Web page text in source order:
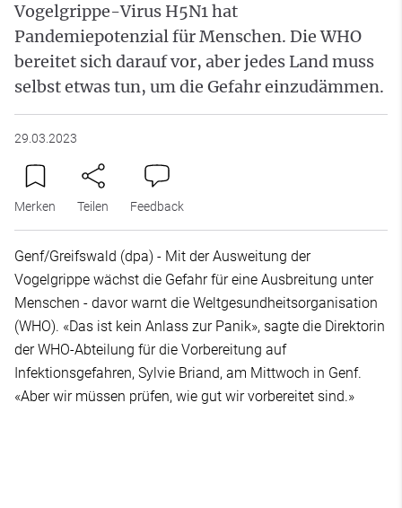
Vogelgrippe-Virus H5N1 hat
Pandemiepotenzial für Menschen. Die WHO
bereitet sich darauf vor, aber jedes Land muss
selbst etwas tun, um die Gefahr einzudämmen.
29.03.2023
Merken Teilen Feedback
Genf/Greifswald (dpa) - Mit der Ausweitung der
Vogelgrippe wächst die Gefahr für eine Ausbreitung unter
Menschen - davor warnt die Weltgesundheitsorganisation
(WHO). «Das ist kein Anlass zur Panik», sagte die Direktorin
der WHO-Abteilung für die Vorbereitung auf
Infektionsgefahren, Sylvie Briand, am Mittwoch in Genf.
«Aber wir müssen prüfen, wie gut wir vorbereitet sind.»